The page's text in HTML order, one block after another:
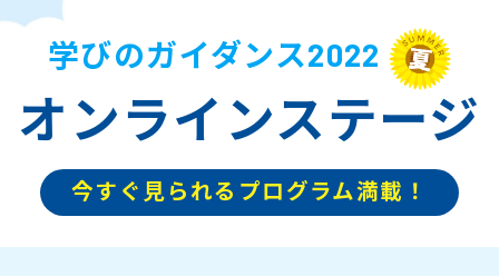
学びのガイダンス2022
オンラインステージ
今すぐ見られるプログラム満載！